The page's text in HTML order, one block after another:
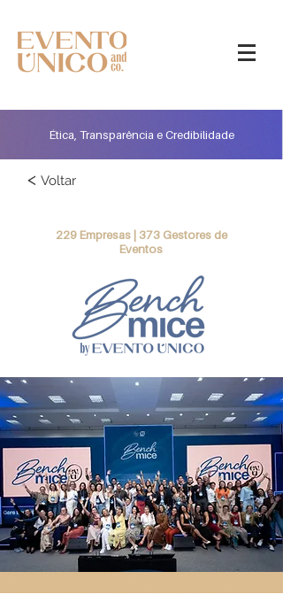
Ética, Transparência e Credibilidade
< Voltar
229 Empresas | 373 Gestores de
Eventos